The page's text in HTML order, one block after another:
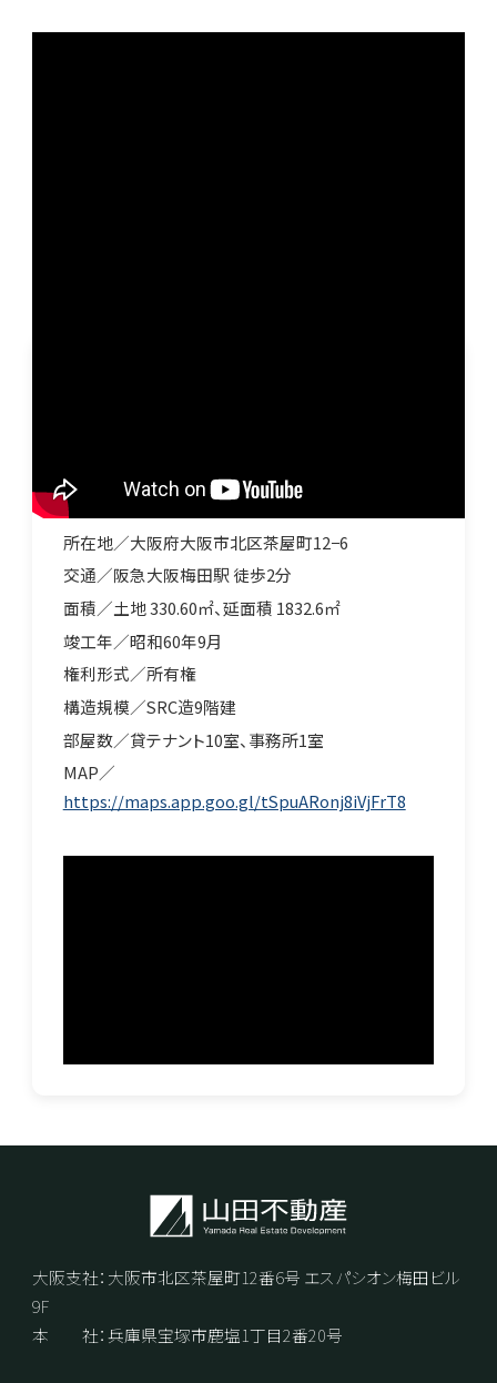
所
有
不
産
海
種別／貸ビル
所在地／大阪府大阪市北区茶屋町12−6
交通／阪急大阪梅田駅 徒歩2分
面積／土地 330.60㎡、延面積 1832.6㎡
竣工年／昭和60年9月
権利形式／所有権
構造規模／SRC造9階建
部屋数／貸テナント10室、事務所1室
MAP／
https://maps.app.goo.gl/tSpuARonj8iVjFrT8
大阪支社：大阪市北区茶屋町12番6号 エスパシオン梅田ビル
9F
本 社：兵庫県宝塚市鹿塩1丁目2番20号